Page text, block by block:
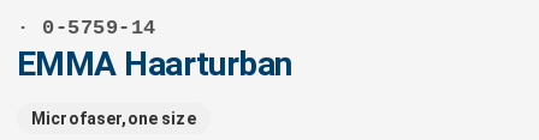
· 0-5759-14
EMMA Haarturban
Microfaser,one size